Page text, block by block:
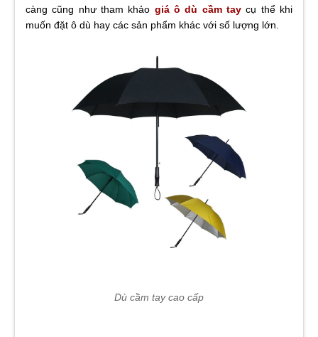
càng cũng như tham khảo giá ô dù cầm tay cụ thể khi
muốn đặt ô dù hay các sản phẩm khác với số lượng lớn.
Dù cầm tay cao cấp